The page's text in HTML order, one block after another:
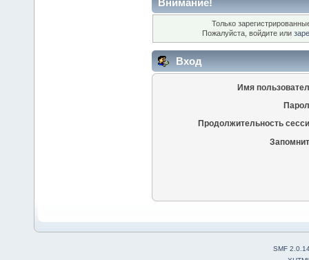
Только
Пожалуйста, войдите или
Вход
Имя
Продолжительность
SMF